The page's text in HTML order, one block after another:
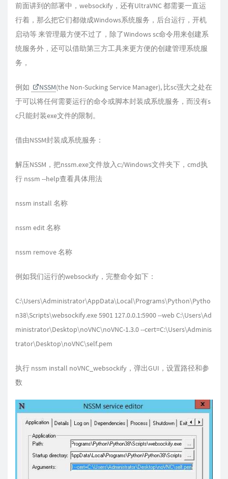
前面讲到的部署中，websockify，还有UltraVNC 都需要一直运
行着，那么把它们都做成Windows系统服务，后台运行，开机
启动等 来管理最方便不过了，除了Windows sc命令用来创建系
统服务外，还可以借助第三方工具来更方便的创建管理系统服
务，
例如 NSSM(the Non-Sucking Service Manager), 比sc强大之处在
于可以将任何需要运行的命令或脚本封装成系统服务，而没有s
c只能封装exe文件的限制。
借由NSSM封装成系统服务：
解压NSSM，把nssm.exe文件放入c:/Windows文件夹下，cmd执
行 nssm --help查看具体用法
nssm install 名称
nssm edit 名称
nssm remove 名称
例如我们运行的websockify，完整命令如下：
C:\Users\Administrator\AppData\Local\Programs\Python\Pytho
n38\Scripts\websockify.exe 5901 127.0.0.1:5900 --web C:\Users\Ad
ministrator\Desktop\noVNC\noVNC-1.3.0 --cert=C:\Users\Adminis
trator\Desktop\noVNC\self.pem
执行 nssm install noVNC_websockify，弹出GUI，设置路径和参
数